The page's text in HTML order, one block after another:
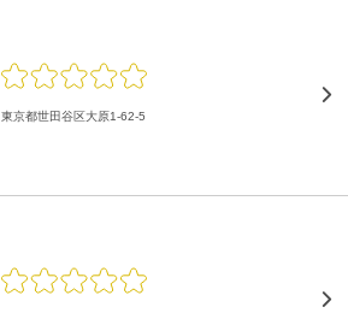
東京都世田谷区大原1-62-5